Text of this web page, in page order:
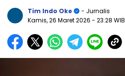
Tim Indo Oke
- Jurnalis
Kamis, 26 Maret 2026 - 23:28 WIB